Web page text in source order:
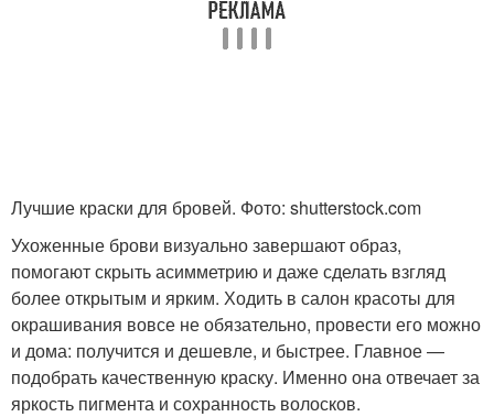
Лучшие краски для бровей. Фото: shutterstock.com
Ухоженные брови визуально завершают образ,
помогают скрыть асимметрию и даже сделать взгляд
более открытым и ярким. Ходить в салон красоты для
окрашивания вовсе не обязательно, провести его можно
и дома: получится и дешевле, и быстрее. Главное —
подобрать качественную краску. Именно она отвечает за
яркость пигмента и сохранность волосков.